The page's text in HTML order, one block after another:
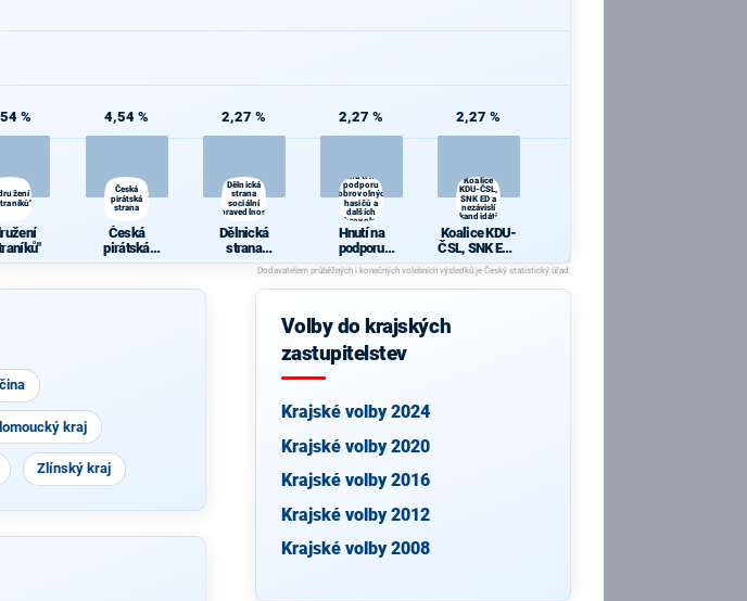
% 4,54 %
Česká
pirátská
strana
Česká
pirátská
strana
2,27 %
Dělnická
strana
sociální
spravedlnosti
Dělnická
strana
sociální
spravedlnosti
2,27 %
Hnutí na
podporu
dobrovolných
hasičů a
dalších
dobrovolníků
Hnutí na
podporu
dobrovolných
hasičů a
dalších
2,27 %
Koalice
KDU-ČSL,
SNK ED a
nezávislí
kandidáti
Koalice KDU-
ČSL, SNK ED a
nezávislí
kandidáti
kraj
Zlínský kraj
Volby do krajských
zastupitelstev
Krajské volby 2024
Krajské volby 2020
Krajské volby 2016
Krajské volby 2012
Krajské volby 2008